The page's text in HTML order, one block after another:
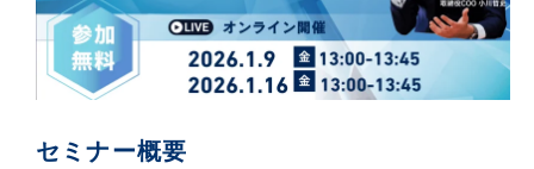
セミナー概要